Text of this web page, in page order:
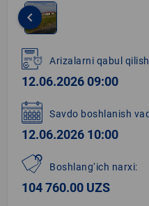
1
of
1
keyboard_arrow_left
Arizalarni qabul
12.06.2026 09:00
Savdo boshlanish
12.06.2026 10:00
Boshlang‘ich narxi:
104 760.00 UZS